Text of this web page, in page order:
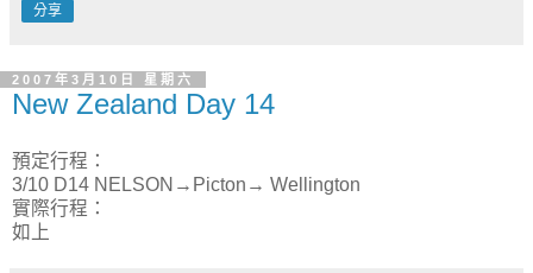
分享
2007年3月10日 星期六
New Zealand Day 14
預定行程：
3/10 D14 NELSON→Picton→ Wellington
實際行程：
如上